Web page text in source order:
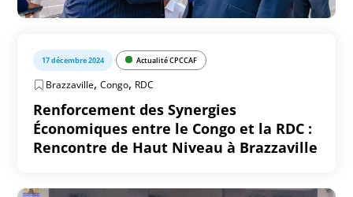
17 décembre 2024 Actualité CPCCAF
Brazzaville,Congo, RDC
Renforcement des Synergies
Économiques entre le Congo et la RDC :
Rencontre de Haut Niveau à Brazzaville